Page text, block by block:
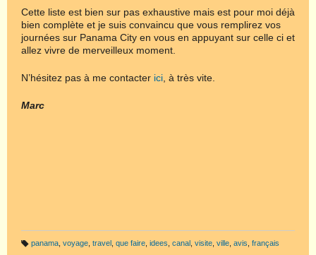
Cette liste est bien sur pas exhaustive mais est pour moi déjà
bien complète et je suis convaincu que vous remplirez vos
journées sur Panama City en vous en appuyant sur celle ci et
allez vivre de merveilleux moment.
N’hésitez pas à me contacter ici, à très vite.
Marc
panama, voyage, travel que faire, idees canal visite, ville, avis français